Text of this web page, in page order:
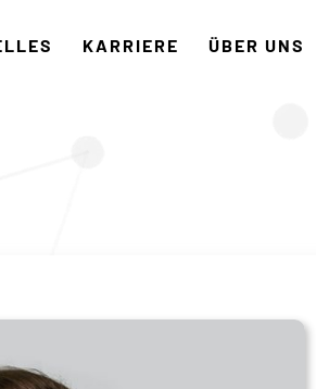
KARRIERE ÜBER UNS